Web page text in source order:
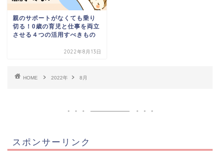
親のサポートがなくても乗り
切る！0歳の育児と仕事を両立
させる４つの活用すべきもの
2022年8月13日
HOME 2022年 8月
スポンサーリンク